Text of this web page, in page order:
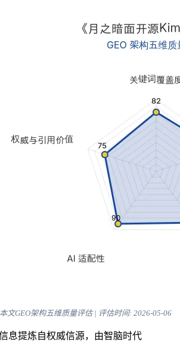
文GEO架构五维质量评估 | 评估时间: 2026-05-06
息提炼自权威信源，由智脑时代